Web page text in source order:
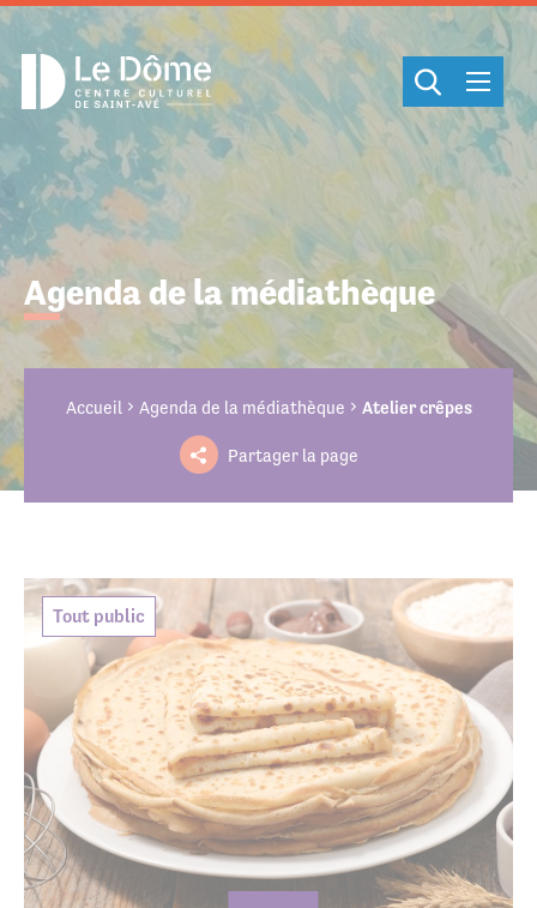
Agenda de la médiathèque
Accueil Agenda de la médiathèque Atelier crêpes
Partager la page
Tout public
Cookies management panel